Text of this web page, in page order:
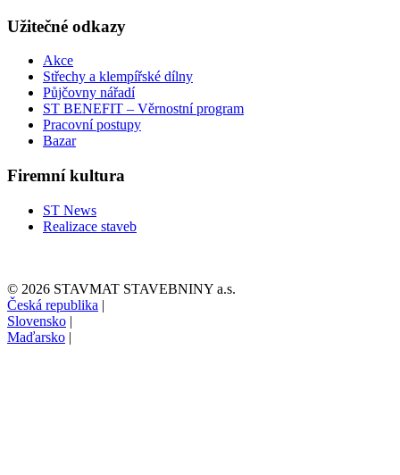
Užitečné odkazy
Akce
Střechy a klempířské dílny
Půjčovny nářadí
ST BENEFIT – Věrnostní program
Pracovní postupy
Bazar
Firemní kultura
ST News
Realizace staveb
© 2026 STAVMAT STAVEBNINY a.s.
Česká republika |
Slovensko |
Maďarsko |